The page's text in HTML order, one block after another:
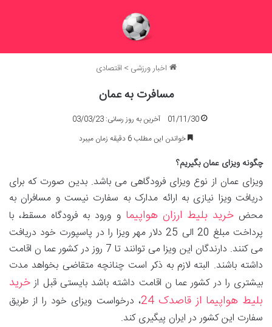
اخبار ورزشی > اقتصادی
مسافرت به عمان
01/11/30
آخرین به روز رسانی: 03/03/23
خواندن این مطلب 6 دقیقه زمان میبرد
چگونه ویزای عمان بگیریم؟
ویزای عمان از نوع ویزای فرودگاهی می باشد. بدین صورت که برای
دریافت ویزا نیازی به ارائه مدارک به سفارت نیست و مسافران به
محضخرید بلیط ارزان هواپیما و ورود به فرودگاه مسقط، با
پرداخت مبلغ 20 الی 25 دلار مهر ویزا را در پاسپورت خود دریافت
می کنند. دارندگان این ویزا می توانند تا 7 روز در کشور عما ن اقامت
داشته باشند. البته لازم به ذکر است چنانچه متقاضی بخواهد مدت
بیشتری را در کشور عما ن اقامت داشته باشد بایستی قبل ازخرید
بلیط هواپیما از قاصدک 24
، درخواست ویزای خود را از طریق
سفارت این کشور در ایران پیگیری کند.